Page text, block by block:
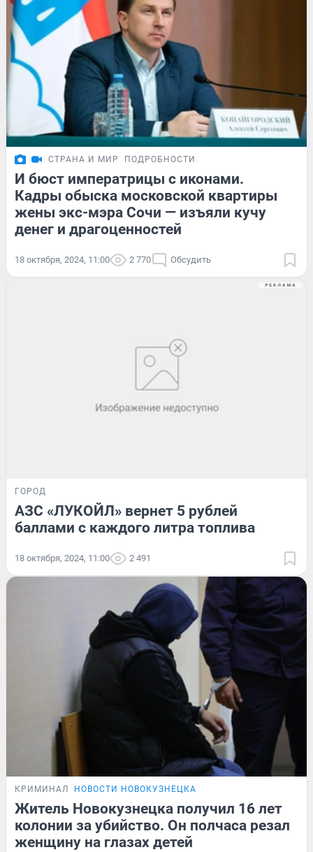
СТРАНА И МИР ПОДРОБНОСТИ
И бюст императрицы с иконами.
Кадры обыска московской квартиры
жены экс-мэра Сочи — изъяли кучу
денег и драгоценностей
18 октября, 2024, 11:00 2 770 Обсудить
ГОРОД
АЗС «ЛУКОЙЛ» вернет 5 рублей
баллами с каждого литра топлива
18 октября, 2024, 11:00 2 491
КРИМИНАЛ НОВОСТИ НОВОКУЗНЕЦКА
Житель Новокузнецка получил 16 лет
колонии за убийство. Он полчаса резал
женщину на глазах детей